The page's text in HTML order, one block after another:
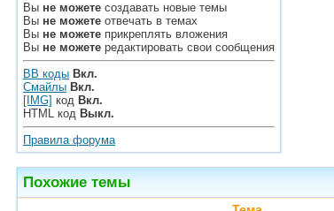
Вы не можете создавать новые темы
Вы не можете отвечать в темах
Вы не можете прикреплять вложения
Вы не можете редактировать свои сообщения
BB коды Вкл.
Смайлы Вкл.
[IMG] код Вкл.
HTML код Выкл.
Правила форума
Похожие темы